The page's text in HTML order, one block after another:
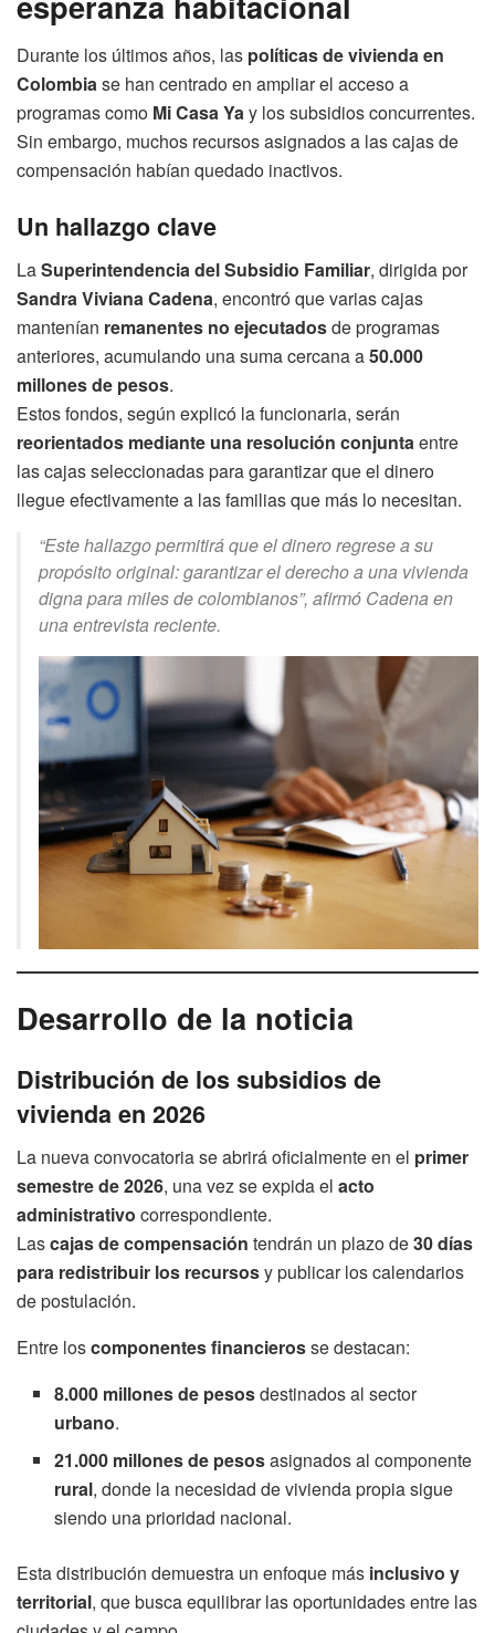
Durante los últimos años, las políticas de vivienda en
Colombiase han centrado en ampliar el acceso a
programas como Mi Casa Yay los subsidios concurrentes.
Sin embargo, muchos recursos asignados a las cajas de
compensación habían quedado inactivos.
Un hallazgo clave
LaSuperintendencia del Subsidio Familiar, dirigida por
Sandra Viviana Cadena, encontró que varias cajas
mantenían remanentes no ejecutadosde programas
anteriores, acumulando una suma cercana a50.000
millones de pesos.
Estos fondos, según explicó la funcionaria, serán
reorientados mediante una resolución conjuntaentre
las cajas seleccionadas para garantizar que el dinero
llegue efectivamente a las familias que más lo necesitan.
“Este hallazgo permitirá que el dinero regrese a su
propósito original: garantizar el derecho a una vivienda
digna para miles de colombianos”, afirmó Cadena en
una entrevista reciente.
Desarrollo de la noticia
Distribución de los subsidios de
vivienda en 2026
La nueva convocatoria se abrirá oficialmente en el primer
semestre de 2026, una vez se expida el acto
administrativo correspondiente.
Lascajas de compensación tendrán un plazo de30 días
para redistribuir los recursosy publicar los calendarios
de postulación.
Entre loscomponentes financierosse destacan:
8.000 millones de pesosdestinados al sector
urbano.
21.000 millones de pesosasignados al componente
rural, donde la necesidad de vivienda propia sigue
siendo una prioridad nacional.
Esta distribución demuestra un enfoque más inclusivo y
territorial, que busca equilibrar las oportunidades entre las